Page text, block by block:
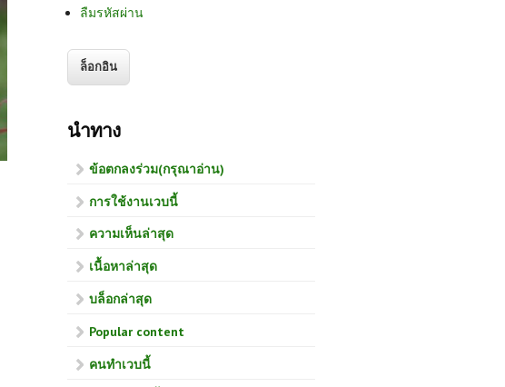
ลืมรหัสผ่าน
นำทาง
ข้อตกลงร่วม(กรุณาอ่าน)
การใช้งานเวบนี้
ความเห็นล่าสุด
เนื้อหาล่าสุด
บล็อกล่าสุด
Popular content
คนทำเวบนี้